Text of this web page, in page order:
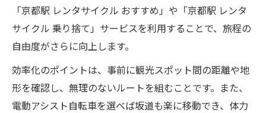
「京都駅 レンタサイクル おすすめ」や「京都駅 レンタ
サイクル 乗り捨て」サービスを利用することで、旅程の
自由度がさらに向上します。
効率化のポイントは、事前に観光スポット間の距離や地
形を確認し、無理のないルートを組むことです。また、
電動アシスト自転車を選べば坂道も楽に移動でき、体力